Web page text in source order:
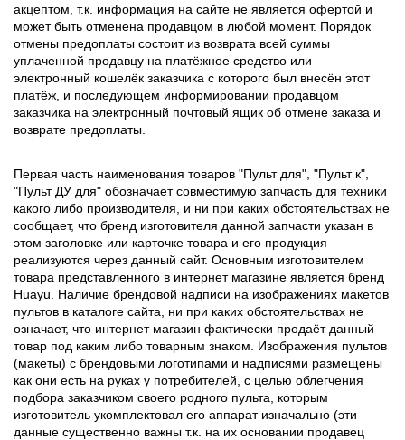
акцептом, т.к. информация на сайте не является офертой и
может быть отменена продавцом в любой момент. Порядок
отмены предоплаты состоит из возврата всей суммы
уплаченной продавцу на платёжное средство или
электронный кошелёк заказчика с которого был внесён этот
платёж, и последующем информировании продавцом
заказчика на электронный почтовый ящик об отмене заказа и
возврате предоплаты.
Первая часть наименования товаров "Пульт для", "Пульт к",
"Пульт ДУ для" обозначает совместимую запчасть для техники
какого либо производителя, и ни при каких обстоятельствах не
сообщает, что бренд изготовителя данной запчасти указан в
этом заголовке или карточке товара и его продукция
реализуются через данный сайт. Основным изготовителем
товара представленного в интернет магазине является бренд
Huayu. Наличие брендовой надписи на изображениях макетов
пультов в каталоге сайта, ни при каких обстоятельствах не
означает, что интернет магазин фактически продаёт данный
товар под каким либо товарным знаком. Изображения пультов
(макеты) с брендовыми логотипами и надписями размещены
как они есть на руках у потребителей, с целью облегчения
подбора заказчиком своего родного пульта, которым
изготовитель укомплектовал его аппарат изначально (эти
данные существенно важны т.к. на их основании продавец